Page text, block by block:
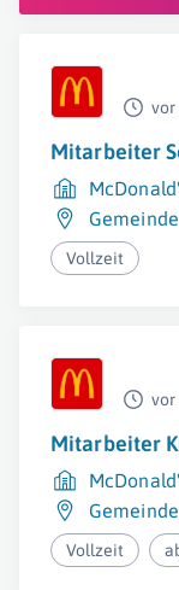
vor
Mitarbeiter
Vollzeit
vor
Mitarbeiter
Vollzeit